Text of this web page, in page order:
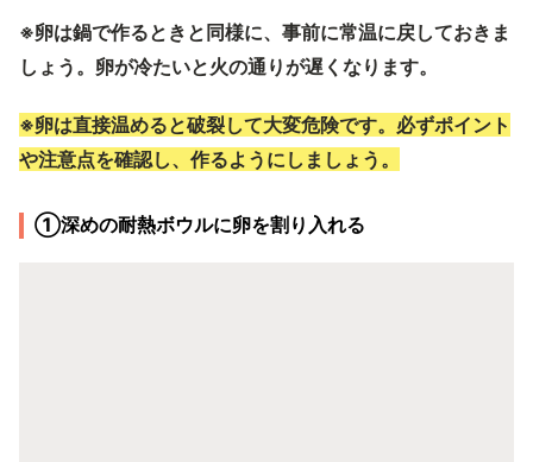
※卵は鍋で作るときと同様に、事前に常温に戻しておきま
しょう。卵が冷たいと火の通りが遅くなります。
※卵は直接温めると破裂して大変危険です。必ずポイント
や注意点を確認し、作るようにしましょう。
①深めの耐熱ボウルに卵を割り入れる